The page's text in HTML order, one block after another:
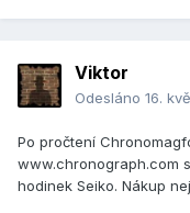
Viktor
Odesláno 16.
Po pročtení
www.chronograph.com
hodinek Seiko. Nákup